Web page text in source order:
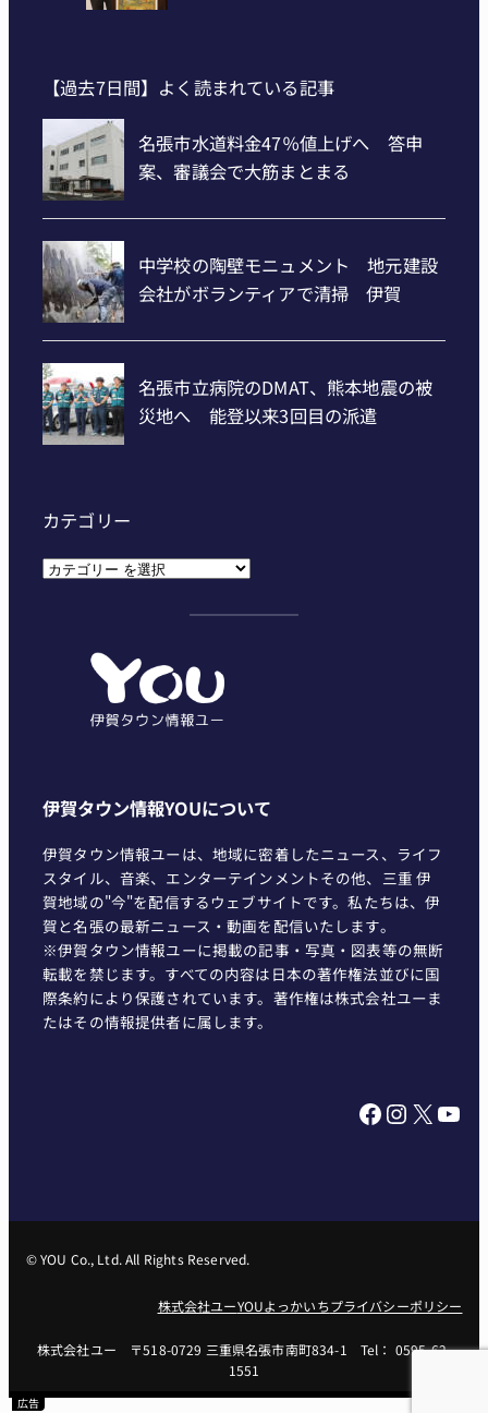
【過去7日間】よく読まれている記事
カテゴリー
カ
伊賀タウン情報YOUについて
伊賀タウン情報ユーは、地域に密着したニュース、ライフ
スタイル、音楽、エンターテインメントその他、三重 伊
賀地域の"今"を配信するウェブサイトです。私たちは、伊
賀と名張の最新ニュース・動画を配信いたします。
※伊賀タウン情報ユーに掲載の記事・写真・図表等の無断
転載を禁じます。すべての内容は日本の著作権法並びに国
際条約により保護されています。著作権は株式会社ユーま
たはその情報提供者に属します。
Facebook InstagramX YouTube
© YOU Co., Ltd. All Rights Reserved.
株式会社ユーYOUよっかいちプライバシーポリシー
株式会社ユー 〒518-0729 三重県名張市南町834-1 Tel： 0595-62-
1551